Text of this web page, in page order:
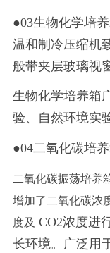
●03生物化学培
温和制冷压缩机
般带夹层玻璃视
生物化学培养箱
验、自然环境实
●04二氧化碳培
二氧化碳振荡培养
增加了二氧化碳浓
度及 CO2浓度进
长环境。广泛用